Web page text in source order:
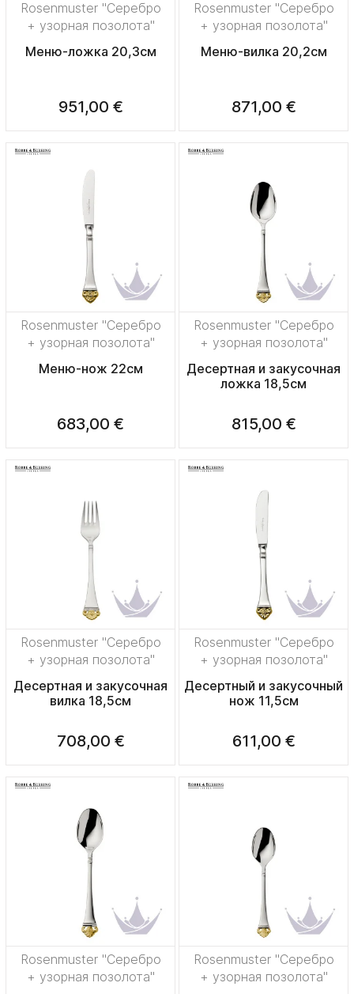
Rosenmuster "Серебро
+ узорная позолота"
Меню-ложка 20,3см
951,00 €
Rosenmuster "Серебро
+ узорная позолота"
Меню-вилка 20,2см
871,00 €
Rosenmuster "Серебро
+ узорная позолота"
Меню-нож 22см
683,00 €
Rosenmuster "Серебро
+ узорная позолота"
Десертная и закусочная
ложка 18,5см
815,00 €
Rosenmuster "Серебро
+ узорная позолота"
Десертная и закусочная
вилка 18,5см
708,00 €
Rosenmuster "Серебро
+ узорная позолота"
Десертный и закусочный
нож 11,5см
611,00 €
Rosenmuster "Серебро
+ узорная позолота"
Rosenmuster "Серебро
+ узорная позолота"